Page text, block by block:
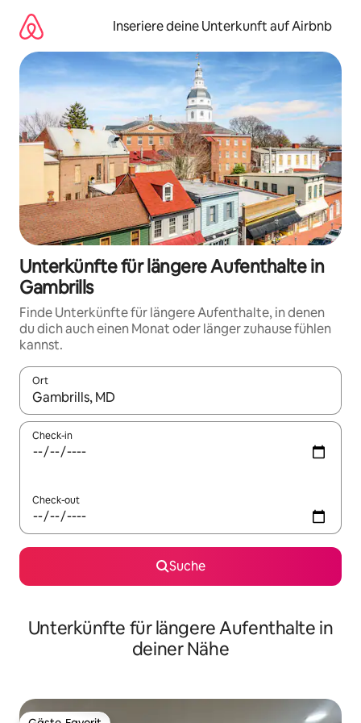
Inhalten
springen
Inseriere deine Unterkunft auf Airbnb
Unterkünfte für längere Aufenthalte in
Gambrills
Finde Unterkünfte für längere Aufenthalte, in denen
du dich auch einen Monat oder länger zuhause fühlen
kannst.
Ort
Wenn Ergebnisse verfügbar sind, navigiere mit den
Check-in
Check-out
Suche
Unterkünfte für längere Aufenthalte in
deiner Nähe